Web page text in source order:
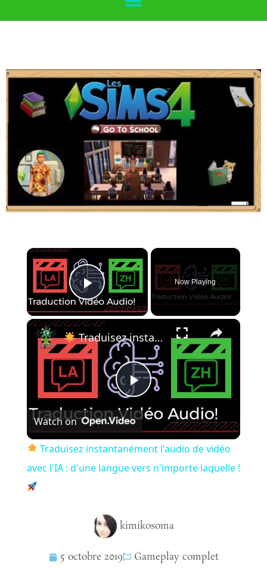
×
Play Video
Now Playing
×
Play Video
Traduisez instantanément l'audio de vidéo avec l'IA : d'une langue vers n'importe laquelle !
Watch on
Traduisez instantanément l'audio de vidéo
avec l'IA : d'une langue vers n'importe laquelle !
kimikosoma
5 octobre 2019
Gameplay complet